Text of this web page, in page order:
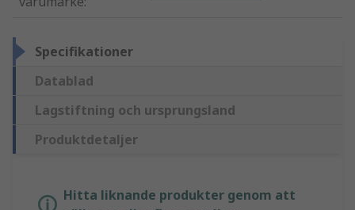
Specifikationer
Datablad
Lagstiftning och ursprungsland
Produktdetaljer
Hitta liknande produkter genom att